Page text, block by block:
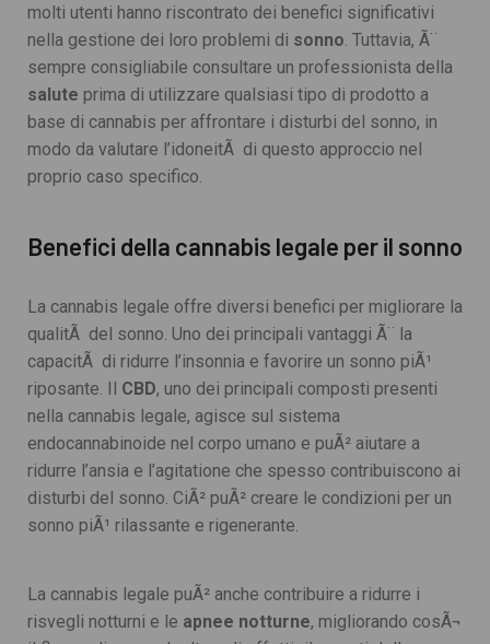
molti utenti hanno riscontrato dei benefici significativi
nella gestione dei loro problemi di sonno. Tuttavia, Ã¨
sempre consigliabile consultare un professionista della
salute prima di utilizzare qualsiasi tipo di prodotto a
base di cannabis per affrontare i disturbi del sonno, in
modo da valutare l’idoneitÃ di questo approccio nel
proprio caso specifico.
Benefici della cannabis legale per il sonno
La cannabis legale offre diversi benefici per migliorare la
qualitÃ del sonno. Uno dei principali vantaggi Ã¨ la
capacitÃ di ridurre l’insonnia e favorire un sonno piÃ¹
riposante. Il CBD, uno dei principali composti presenti
nella cannabis legale, agisce sul sistema
endocannabinoide nel corpo umano e puÃ² aiutare a
ridurre l’ansia e l’agitatione che spesso contribuiscono ai
disturbi del sonno. CiÃ² puÃ² creare le condizioni per un
sonno piÃ¹ rilassante e rigenerante.
La cannabis legale puÃ² anche contribuire a ridurre i
risvegli notturni e le apnee notturne, migliorando cosÃ¬